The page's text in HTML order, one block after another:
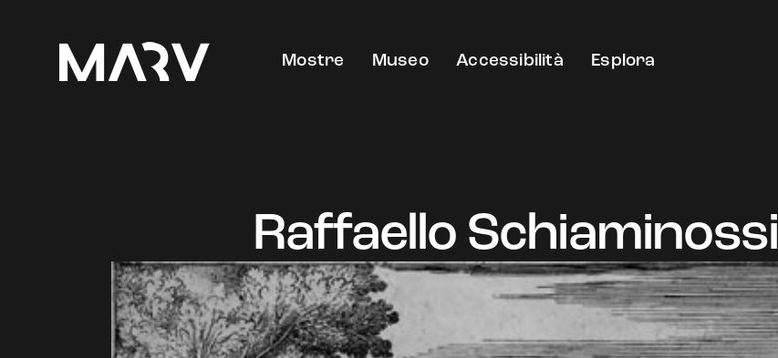
Mostre Museo Accessibilità Esplora
Raffaello Schiaminossi